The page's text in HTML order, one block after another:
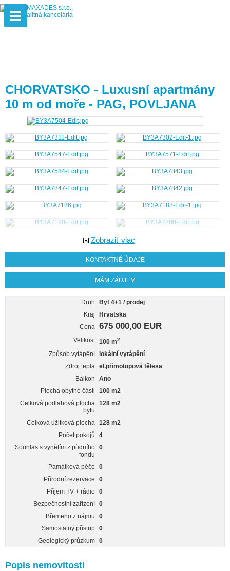
CHORVATSKO - Luxusní apartmány
10 m od moře - PAG, POVLJANA
Zobraziť viac
KONTAKTNÉ ÚDAJE
MÁM ZÁUJEM
Druh
Byt 4+1 / prodej
Kraj
Hrvatska
Cena 675 000,00 EUR
Velikost 100 m2
Způsob vytápění
lokální vytápění
Zdroj tepla el.přímotopová tělesa
Balkon
Ano
Plocha obytné části
100 m2
Celková podlahová plocha
bytu
128 m2
Celková užitková plocha 128 m2
Počet pokojů
4
Souhlas s vynětím z půdního
fondu
0
Památková péče
0
Přírodní rezervace
0
Příjem TV + rádio 0
Bezpečnostní zařízení 0
Břemeno z nájmu
0
Samostatný přístup 0
Geologický průzkum 0
Popis nemovitosti